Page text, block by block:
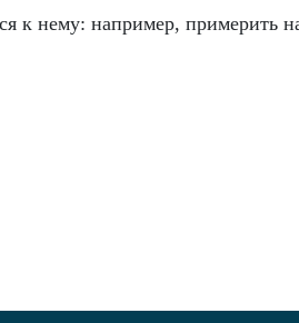
к нему: например, примерить